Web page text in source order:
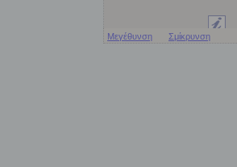
Μεγέθυνση Σμίκρυνση